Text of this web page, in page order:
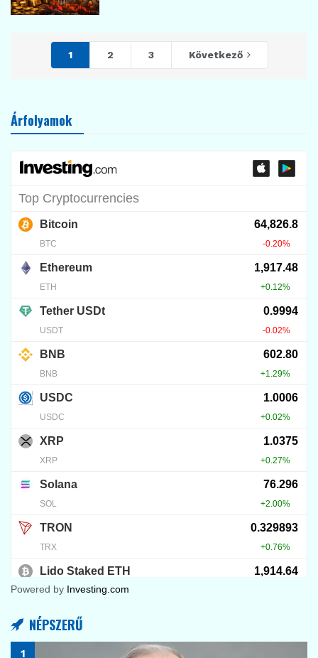
1 2 3 Következő
Árfolyamok
Powered by Investing.com
NÉPSZERŰ